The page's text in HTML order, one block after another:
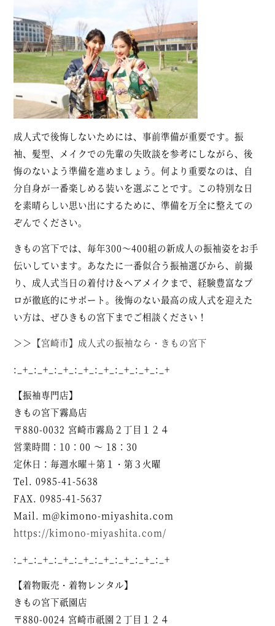
成人式で後悔しないためには、事前準備が重要です。振
袖、髪型、メイクでの先輩の失敗談を参考にしながら、後
悔のないよう準備を進めましょう。何より重要なのは、自
分自身が一番楽しめる装いを選ぶことです。この特別な日
を素晴らしい思い出にするために、準備を万全に整えての
ぞんでください。
きもの宮下では、毎年300～400組の新成人の振袖姿をお手
伝いしています。あなたに一番似合う振袖選びから、前撮
り、成人式当日の着付け＆ヘアメイクまで、経験豊富なプ
ロが徹底的にサポート。後悔のない最高の成人式を迎えた
い方は、ぜひきもの宮下までご相談ください！
＞＞ 【宮崎市】成人式の振袖なら・きもの宮下
:_+_:_+_:_+_:_+_:_+_:_+_:_+_:_+
【振袖専門店】
きもの宮下霧島店
〒880-0032 宮崎市霧島２丁目１２４
営業時間：10：00 ～ 18：30
定休日：毎週水曜＋第１・第３火曜
Tel. 0985-41-5638
FAX. 0985-41-5637
Mail. m@kimono-miyashita.com
https://kimono-miyashita.com/
:_+_:_+_:_+_:_+_:_+_:_+_:_+_:_+
【着物販売・着物レンタル】
きもの宮下祇園店
〒880-0024 宮崎市祇園２丁目１２４